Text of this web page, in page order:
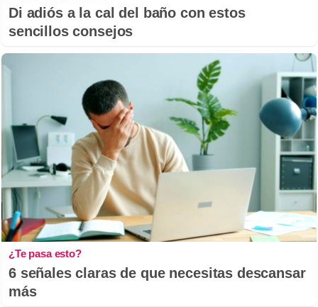
Di adiós a la cal del baño con estos
sencillos consejos
¿Te pasa esto?
6 señales claras de que necesitas descansar
más